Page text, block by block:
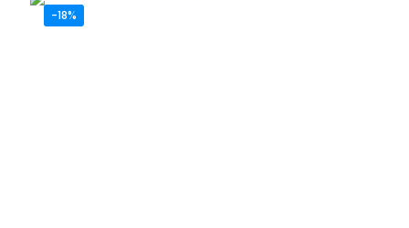
-18%